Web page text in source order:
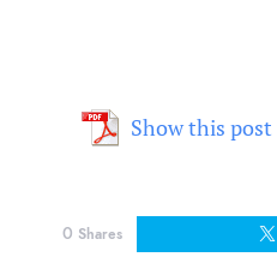
Show this
0 Shares